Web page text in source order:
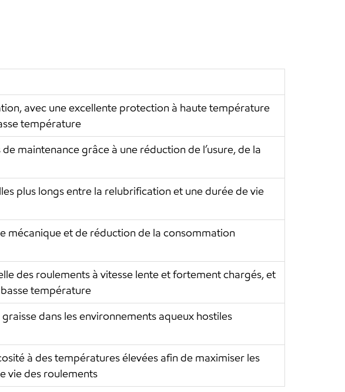
avec une excellente protection à haute température
température
maintenance grâce à une réduction de l’usure, de la
plus longs entre la relubrification et une durée de vie
mécanique et de réduction de la consommation
des roulements à vitesse lente et fortement chargés, et
température
dans les environnements aqueux hostiles
à des températures élevées afin de maximiser les
vie des roulements